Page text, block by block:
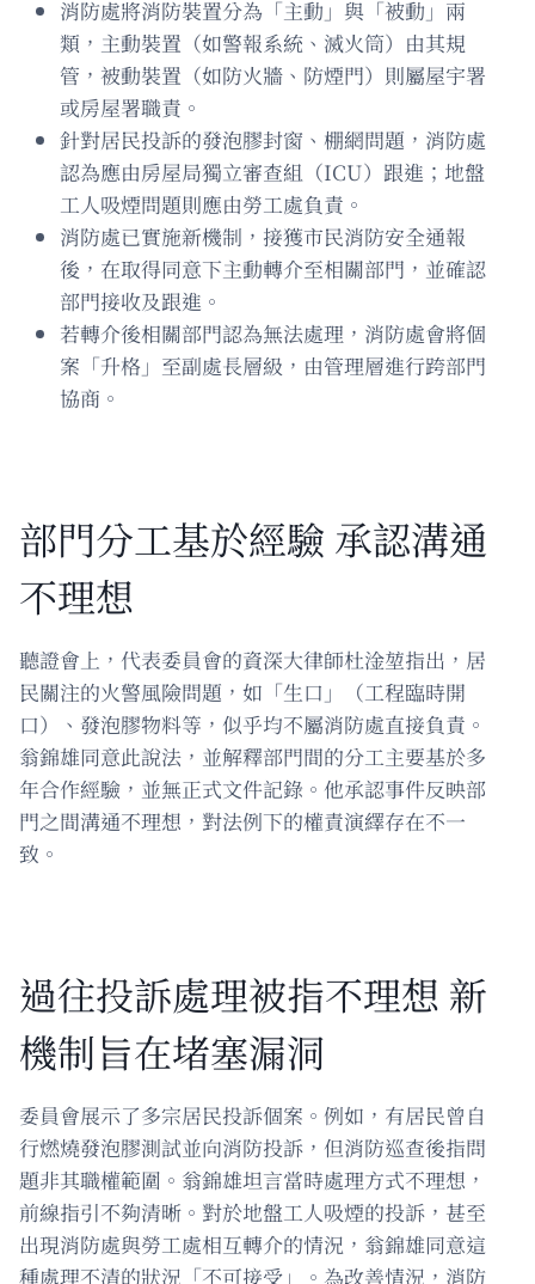
消防處將消防裝置分為「主動」與「被動」兩
類，主動裝置（如警報系統、滅火筒）由其規
管，被動裝置（如防火牆、防煙門）則屬屋宇署
或房屋署職責。
針對居民投訴的發泡膠封窗、棚網問題，消防處
認為應由房屋局獨立審查組（ICU）跟進；地盤
工人吸煙問題則應由勞工處負責。
消防處已實施新機制，接獲市民消防安全通報
後，在取得同意下主動轉介至相關部門，並確認
部門接收及跟進。
若轉介後相關部門認為無法處理，消防處會將個
案「升格」至副處長層級，由管理層進行跨部門
協商。
部門分工基於經驗 承認溝通
不理想
聽證會上，代表委員會的資深大律師杜淦堃指出，居
民關注的火警風險問題，如「生口」（工程臨時開
口）、發泡膠物料等，似乎均不屬消防處直接負責。
翁錦雄同意此說法，並解釋部門間的分工主要基於多
年合作經驗，並無正式文件記錄。他承認事件反映部
門之間溝通不理想，對法例下的權責演繹存在不一
致。
過往投訴處理被指不理想 新
機制旨在堵塞漏洞
委員會展示了多宗居民投訴個案。例如，有居民曾自
行燃燒發泡膠測試並向消防投訴，但消防巡查後指問
題非其職權範圍。翁錦雄坦言當時處理方式不理想，
前線指引不夠清晰。對於地盤工人吸煙的投訴，甚至
出現消防處與勞工處相互轉介的情況，翁錦雄同意這
種處理不清的狀況「不可接受」。為改善情況，消防